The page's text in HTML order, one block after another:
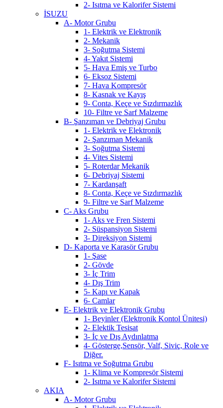
2- Isıtma ve Kalorifer Sistemi
İSUZU
A- Motor Grubu
1- Elektrik ve Elektronik
2- Mekanik
3- Soğutma Sistemi
4- Yakıt Sistemi
5- Hava Emiş ve Turbo
6- Eksoz Sistemi
7- Hava Kompresör
8- Kasnak ve Kayış
9- Conta, Keçe ve Sızdırmazlık
10- Filtre ve Sarf Malzeme
B- Şanzıman ve Debriyaj Grubu
1- Elektrik ve Elektronik
2- Şanzıman Mekanik
3- Soğutma Sistemi
4- Vites Sistemi
5- Roterdar Mekanik
6- Debriyaj Sistemi
7- Kardanşaft
8- Conta, Keçe ve Sızdırmazlık
9- Filtre ve Sarf Malzeme
C- Aks Grubu
1- Aks ve Fren Sistemi
2- Süspansiyon Sistemi
3- Direksiyon Sistemi
D- Kaporta ve Karasör Grubu
1- Şase
2- Gövde
3- İç Trim
4- Dış Trim
5- Kapı ve Kapak
6- Camlar
E- Elektrik ve Elektronik Grubu
1- Beyinler (Elektronik Kontol Ünitesi)
2- Elektik Tesisat
3- İç ve Dış Aydınlatma
4- Gösterge,Sensör, Valf, Siviç, Role ve
Diğer.
F- Isıtma ve Soğutma Grubu
1- Klima ve Kompresör Sistemi
2- Isıtma ve Kalorifer Sistemi
AKIA
A- Motor Grubu